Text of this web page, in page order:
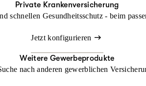
Private Krankenversicherung
schnellen Gesundheitsschutz - beim
Jetzt konfigurieren
Weitere Gewerbeprodukte
nach anderen gewerblichen